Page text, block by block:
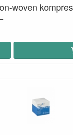
woven